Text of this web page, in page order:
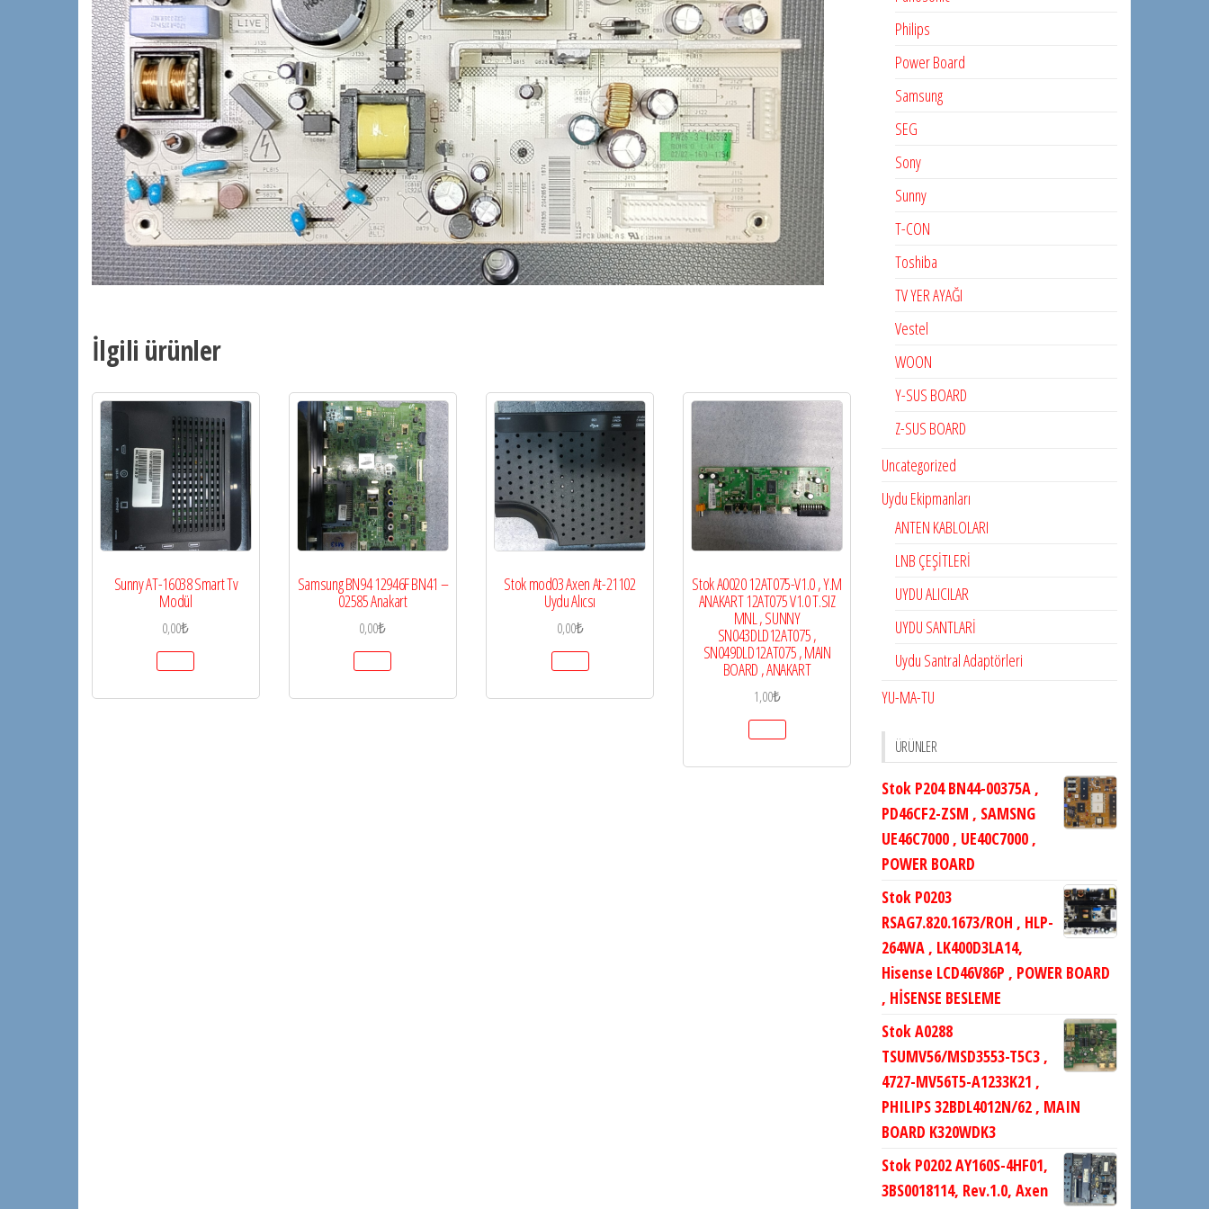
İlgili ürünler
Sunny AT-16038 Smart Tv
Modül
0,00₺
Samsung BN94 12946F BN41 –
02585 Anakart
0,00₺
Stok mod03 Axen At-21102
Uydu Alıcsı
0,00₺
Stok A0020 12AT075-V1.0 , Y.M
ANAKART 12AT075 V1.0 T.SIZ
MNL , SUNNY
SN043DLD12AT075 ,
SN049DLD12AT075 , MAIN
BOARD , ANAKART
1,00₺
Philips
Power Board
Samsung
SEG
Sony
Sunny
T-CON
Toshiba
TV YER AYAĞI
Vestel
WOON
Y-SUS BOARD
Z-SUS BOARD
Uncategorized
Uydu Ekipmanları
ANTEN KABLOLARI
LNB ÇEŞİTLERİ
UYDU ALICILAR
UYDU SANTLARİ
Uydu Santral Adaptörleri
YU-MA-TU
ÜRÜNLER
Stok P204 BN44-00375A ,
PD46CF2-ZSM , SAMSNG
UE46C7000 , UE40C7000 ,
POWER BOARD
Stok P0203
RSAG7.820.1673/ROH , HLP-
264WA , LK400D3LA14,
Hisense LCD46V86P , POWER BOARD
, HİSENSE BESLEME
Stok A0288
TSUMV56/MSD3553-T5C3 ,
4727-MV56T5-A1233K21 ,
PHILIPS 32BDL4012N/62 , MAIN
BOARD K320WDK3
Stok P0202 AY160S-4HF01,
3BS0018114, Rev.1.0, Axen